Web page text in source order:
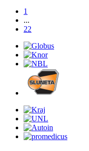
1
...
22